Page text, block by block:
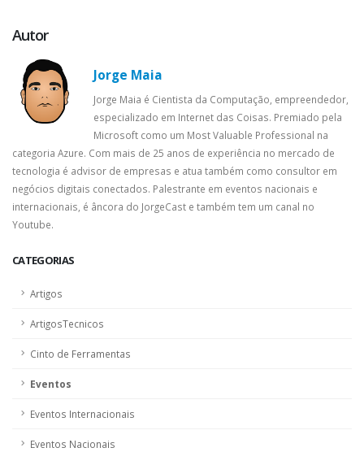
CATEGORIAS
Artigos
ArtigosTecnicos
Cinto de Ferramentas
Eventos
Eventos Internacionais
Eventos Nacionais
Autor
Jorge Maia
Jorge Maia é Cientista da Computação, empreendedor,
especializado em Internet das Coisas. Premiado pela
Microsoft como um Most Valuable Professional na
categoria Azure. Com mais de 25 anos de experiência no mercado de
tecnologia é advisor de empresas e atua também como consultor em
negócios digitais conectados. Palestrante em eventos nacionais e
internacionais, é âncora do JorgeCast e também tem um canal no
Youtube.